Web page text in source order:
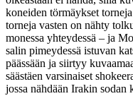
koneiden törmäykset
torneja vasten on nähty
monessa yhteydessä – ja
salin pimeydessä istuvan
päässään ja siirtyy
säästäen varsinaiset
jossa nähdään Irakin sodan